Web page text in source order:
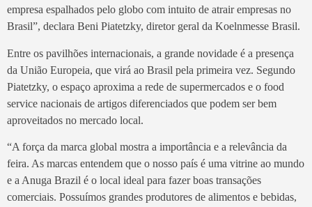
empresa espalhados pelo globo com intuito de atrair empresas no
Brasil”, declara Beni Piatetzky, diretor geral da Koelnmesse Brasil.
Entre os pavilhões internacionais, a grande novidade é a presença
da União Europeia, que virá ao Brasil pela primeira vez. Segundo
Piatetzky, o espaço aproxima a rede de supermercados e o food
service nacionais de artigos diferenciados que podem ser bem
aproveitados no mercado local.
“A força da marca global mostra a importância e a relevância da
feira. As marcas entendem que o nosso país é uma vitrine ao mundo
e a Anuga Brazil é o local ideal para fazer boas transações
comerciais. Possuímos grandes produtores de alimentos e bebidas,